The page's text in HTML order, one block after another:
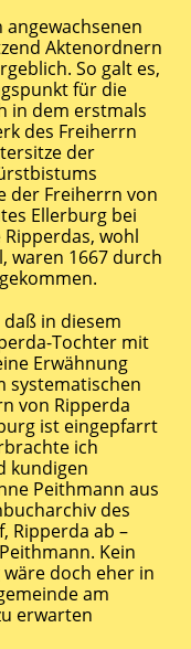
Aktenordnern
So galt es,
für die
in dem erstmals
des Freiherrn
der
der Freiherrn von
Ellerburg bei
wohl
waren 1667 durch
in diesem
Tochter mit
Erwähnung
systematischen
von Ripperda
ist eingepfarrt
ich
kundigen
Peithmann aus
des
Ripperda ab –
Kein
doch eher in
am
erwarten